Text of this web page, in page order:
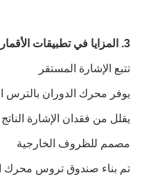
3. المزايا في تطبيقات الأقمار الصناعية
تتبع الإشارة المستقر
يوفر محرك الدوران بالترس
يقلل من فقدان الإشارة
مصمم للظروف الخارجية
تم بناء صندوق تروس محرك